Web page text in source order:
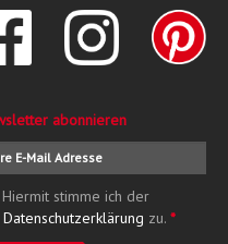
abonnieren
Hiermit stimme ich der
Datenschutzerklärung zu. *